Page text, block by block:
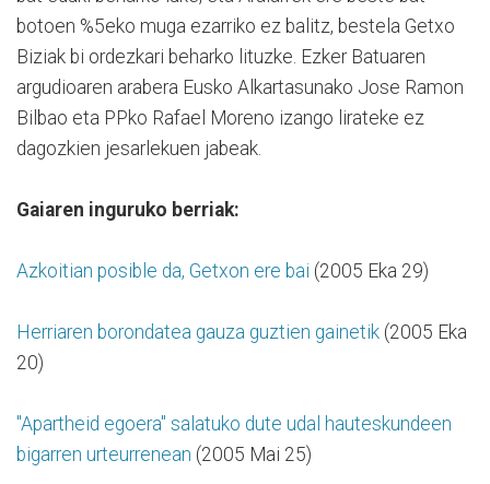
botoen %5eko muga ezarriko ez balitz, bestela Getxo
Biziak bi ordezkari beharko lituzke. Ezker Batuaren
argudioaren arabera Eusko Alkartasunako Jose Ramon
Bilbao eta PPko Rafael Moreno izango lirateke ez
dagozkien jesarlekuen jabeak.
Gaiaren inguruko berriak:
Azkoitian posible da, Getxon ere bai (2005 Eka 29)
Herriaren borondatea gauza guztien gainetik (2005 Eka
20)
"Apartheid egoera" salatuko dute udal hauteskundeen
bigarren urteurrenean (2005 Mai 25)